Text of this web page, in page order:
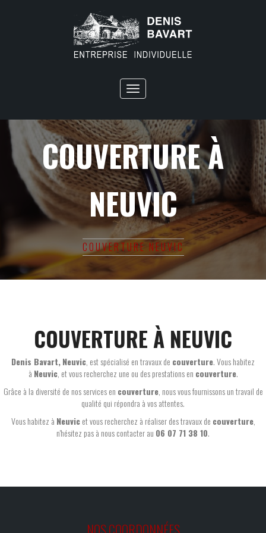
Toggle
navigation
COUVERTURE À
NEUVIC
COUVERTURE NEUVIC
COUVERTURE À NEUVIC
Denis Bavart,Neuvic, est spécialisé en travaux de couverture. Vous habitez
à Neuvic, et vous recherchez une ou des prestations en couverture.
Grâce à la diversité de nos services en couverture, nous vous fournissons un travail de
qualité qui répondra à vos attentes.
Vous habitez à Neuvicet vous recherchez à réaliser des travaux de couverture,
n'hésitez pas à nous contacter au 06 07 71 38 10.